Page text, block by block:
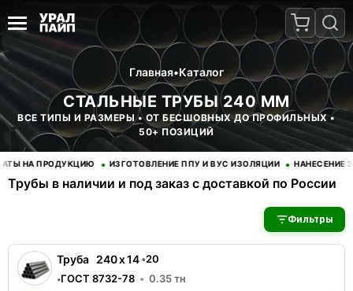
Главная•Каталог
СТАЛЬНЫЕ ТРУБЫ 240 ММ
ВСЕ ТИПЫ И РАЗМЕРЫ • ОТ БЕСШОВНЫХ ДО ПРОФИЛЬНЫХ •
50+ ПОЗИЦИЙ
НА ПРОДУКЦИЮ • ИЗГОТОВЛЕНИЕ ППУ И ВУС ИЗОЛЯЦИИ • НАНЕСЕНИЕ
Трубы в наличии и под заказ с доставкой по России
В наличии 3 позиций трубы стальные. Купить трубы оптом с
Фильтры
Труба 240x14•20
•ГОСТ 8732-78 0.35тн